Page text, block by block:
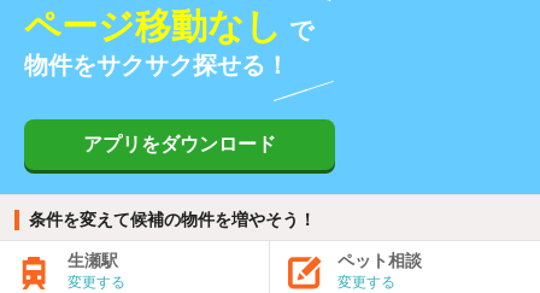
ページ移動なし で
物件をサクサク探せる！
アプリをダウンロード
条件を変えて候補の物件を増やそう！
生瀬駅
変更する
ペット相談
変更する